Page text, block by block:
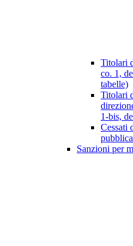
Titolari
co. 1,
tabelle)
Titolari
1-bis,
Cessati
Sanzioni per